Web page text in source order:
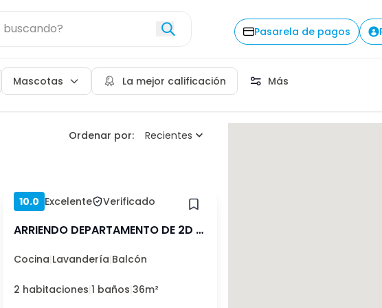
Pasarela de pagos
Pasarela de pagos
Mascotas La mejor calificación Más
Borrar Ver 103 arriendos
Ordenar por: Recientes
10.0 Excelente Verificado
ARRIENDO DEPARTAMENTO DE 2D Y
Cocina|Lavandería|Balcón
2 habitaciones|1 baños|36m²